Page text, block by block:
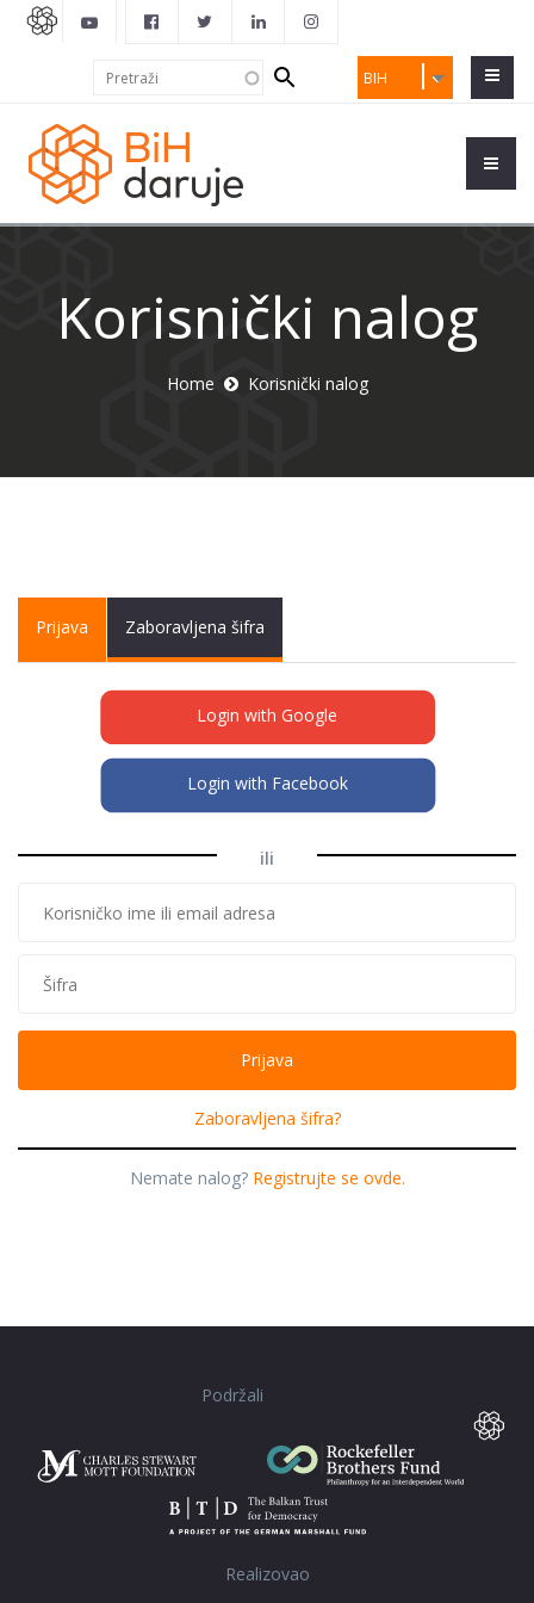
BIH
Search
form
Korisnički nalog
Home Korisnički nalog
Primary tabs
Prijava (activeZaboravljena šifra
Login with Google
Login with Facebook
ili
Zaboravljena šifra?
Nemate nalog? Registrujte se ovde.
Podržali
Realizovao